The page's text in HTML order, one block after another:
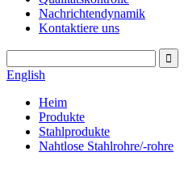
Nachrichtendynamik
Kontaktiere uns
English
Heim
Produkte
Stahlprodukte
Nahtlose Stahlrohre/-rohre